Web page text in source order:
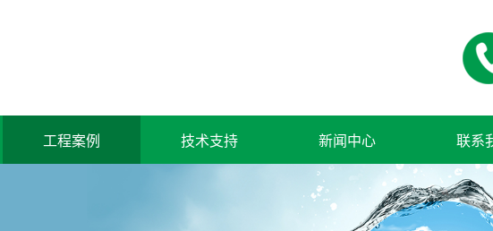
工程案例 技术支持 新闻中心 联系